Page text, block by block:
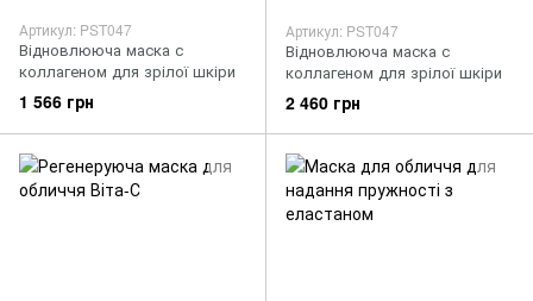
Артикул: PST047
Відновлююча маска с
коллагеном для зрілої шкіри
1 566 грн
Артикул: PST047
Відновлююча маска с
коллагеном для зрілої шкіри
2 460 грн